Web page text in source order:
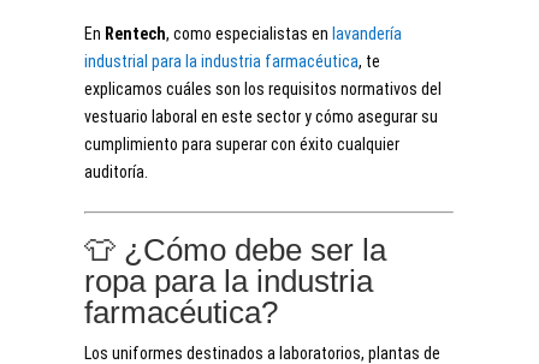
En Rentech, como especialistas enlavandería
industrial para la industria farmacéutica, te
explicamos cuáles son los requisitos normativos del
vestuario laboral en este sector y cómo asegurar su
cumplimiento para superar con éxito cualquier
auditoría.
👕 ¿Cómo debe ser la
ropa para la industria
farmacéutica?
Los uniformes destinados a laboratorios, plantas de